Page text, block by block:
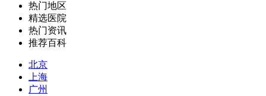
热门地区
精选医院
热门资讯
推荐百科
北京
上海
广州